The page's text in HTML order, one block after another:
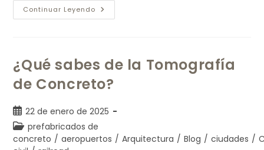
Continuar Leyendo
¿Qué sabes de la Tomografía
de Concreto?
22 de enero de 2025
prefabricados de
concreto / aeropuertos / Arquitectura / Blog / ciudades /